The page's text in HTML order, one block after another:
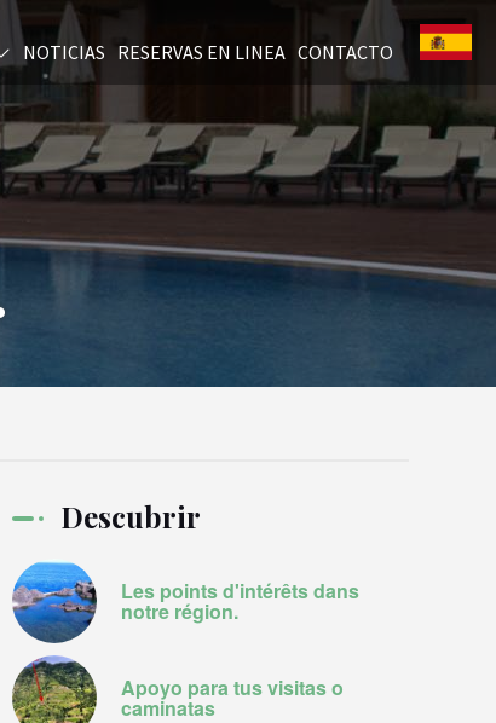
NOTICIAS RESERVAS EN LINEA CONTACTO
Descubrir
Les points d'intérêts dans
notre région.
Apoyo para tus visitas o
caminatas